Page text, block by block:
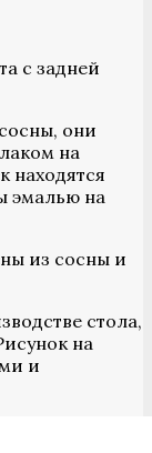
с задней
они
на
находятся
эмалью на
из сосны и
стола,
на
и